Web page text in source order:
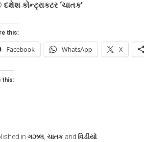
કોન્ટ્રાકટર ‘ચાતક’
this:
Facebook WhatsApp X
this:
in ગઝલ, ચાતકand વિડીયો